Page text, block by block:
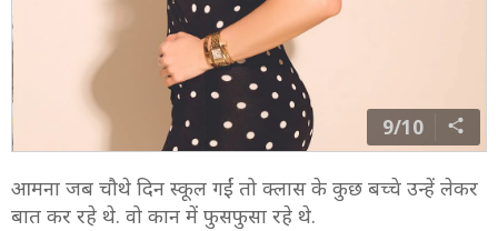
9/10
आमना जब चौथे दिन स्कूल गईं तो क्लास के कुछ बच्चे उन्हें लेकर
बात कर रहे थे. वो कान में फुसफुसा रहे थे.